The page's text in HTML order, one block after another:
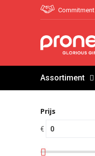
Commitment
Assortiment
Prijs
€